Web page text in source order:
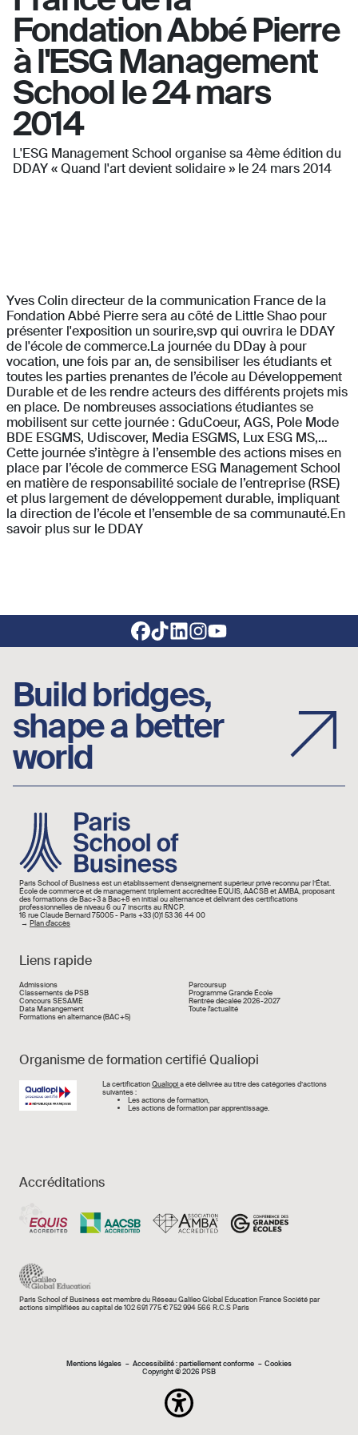
Fondation Abbé Pierre
à l'ESG Management
School le 24 mars
2014
L'ESG Management School organise sa 4ème édition du
DDAY « Quand l'art devient solidaire » le 24 mars 2014
Yves Colin directeur de la communication France de la
Fondation Abbé Pierre sera au côté de Little Shao pour
présenter l'exposition un sourire,svp qui ouvrira le DDAY
de l'école de commerce.La journée du DDay à pour
vocation, une fois par an, de sensibiliser les étudiants et
toutes les parties prenantes de l’école au Développement
Durable et de les rendre acteurs des différents projets mis
en place. De nombreuses associations étudiantes se
mobilisent sur cette journée : GduCoeur, AGS, Pole Mode
BDE ESGMS, Udiscover, Media ESGMS, Lux ESG MS,…
Cette journée s’intègre à l’ensemble des actions mises en
place par l’école de commerce ESG Management School
en matière de responsabilité sociale de l’entreprise (RSE)
et plus largement de développement durable, impliquant
la direction de l’école et l’ensemble de sa communauté.En
savoir plus sur le DDAY
Footer social links
Build bridges,
shape a better
world
Image
Paris School of Business est un établissement d’enseignement supérieur privé reconnu par l’État.
École de commerce et de management triplement accréditée EQUIS, AACSB et AMBA, proposant
des formations de Bac+3 à Bac+8 en initial ou alternance et délivrant des certifications
professionnelles de niveau 6 ou 7 inscrits au RNCP.
16 rue Claude Bernard 75005 - Paris +33 (0)1 53 36 44 00
→ Plan d'accès
Liens rapide
Liens rapide
Admissions
Classements de PSB
Concours SESAME
Data Manangement
Formations en alternance (BAC+5)
Parcoursup
Programme Grande École
Rentrée décalée 2026-2027
Toute l'actualité
Organisme de formation certifié Qualiopi
Image La certificationQualiopia été délivrée au titre des catégories d’actions
suivantes :
Les actions de formation,
Les actions de formation par apprentissage.
Accréditations
Paris School of Business est membre du Réseau Galileo Global Education France Société par
actions simplifiées au capital de 102 691 775 € 752 994 566 R.C.S Paris
Mentions légales
Mentions légales Accessibilité : partiellement conforme
Cookies
Copyright © 2026 PSB